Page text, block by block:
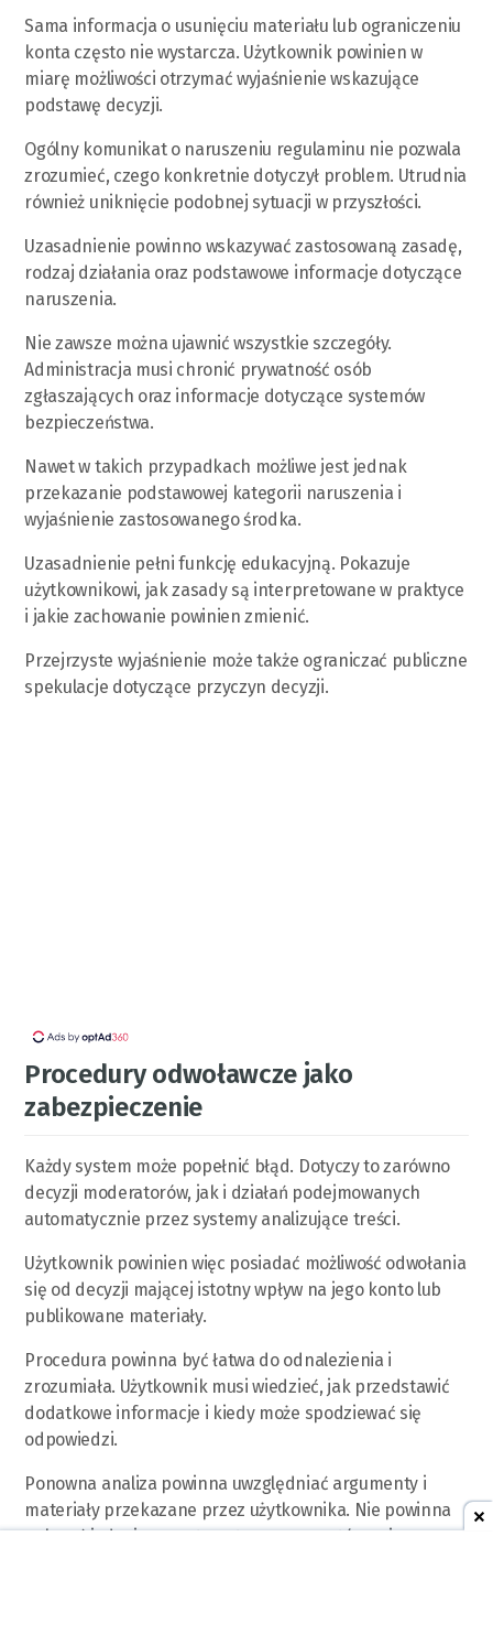
Sama informacja o usunięciu materiału lub ograniczeniu
konta często nie wystarcza. Użytkownik powinien w
miarę możliwości otrzymać wyjaśnienie wskazujące
podstawę decyzji.
Ogólny komunikat o naruszeniu regulaminu nie pozwala
zrozumieć, czego konkretnie dotyczył problem. Utrudnia
również uniknięcie podobnej sytuacji w przyszłości.
Uzasadnienie powinno wskazywać zastosowaną zasadę,
rodzaj działania oraz podstawowe informacje dotyczące
naruszenia.
Nie zawsze można ujawnić wszystkie szczegóły.
Administracja musi chronić prywatność osób
zgłaszających oraz informacje dotyczące systemów
bezpieczeństwa.
Nawet w takich przypadkach możliwe jest jednak
przekazanie podstawowej kategorii naruszenia i
wyjaśnienie zastosowanego środka.
Uzasadnienie pełni funkcję edukacyjną. Pokazuje
użytkownikowi, jak zasady są interpretowane w praktyce
i jakie zachowanie powinien zmienić.
Przejrzyste wyjaśnienie może także ograniczać publiczne
spekulacje dotyczące przyczyn decyzji.
Procedury odwoławcze jako
zabezpieczenie
Każdy system może popełnić błąd. Dotyczy to zarówno
decyzji moderatorów, jak i działań podejmowanych
automatycznie przez systemy analizujące treści.
Użytkownik powinien więc posiadać możliwość odwołania
się od decyzji mającej istotny wpływ na jego konto lub
publikowane materiały.
Procedura powinna być łatwa do odnalezienia i
zrozumiała. Użytkownik musi wiedzieć, jak przedstawić
dodatkowe informacje i kiedy może spodziewać się
odpowiedzi.
Ponowna analiza powinna uwzględniać argumenty i
materiały przekazane przez użytkownika. Nie powinna
polegać jedynie na automatycznym powtórzeniu